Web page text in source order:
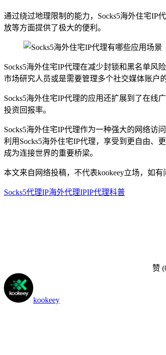
通过绕过地理限制的能力，Socks5海外住宅IP
放等方面提供了极大的便利。
Socks5海外住宅IP代理在减少封锁和黑名单
市场研究人员或是需要管理多个社交媒体账户
Socks5海外住宅IP代理的应用还扩展到了在
投资回报率。
Socks5海外住宅IP代理作为一种强大的网络
利用Socks5海外住宅IP代理，享受到更自由、
成为连接世界的重要桥梁。
本文来自网络投稿，不代表kookeey立场，如有
Socks5代理IP海外代理IPIP代理科普
赞
kookeey